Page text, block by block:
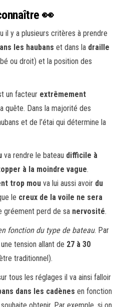
👀
il y a plusieurs critères à prendre
les haubans et dans la draille
ou droit) et la position des
un facteur extrêmement
quête. Dans la majorité des
et de l’étai qui détermine la
va rendre le bateau difficile à
à la moindre vague.
trop mou va lui aussi avoir du
le creux de la voile ne sera
gréement perd de sa nervosité.
fonction du type de bateau. Par
tension allant de 27 à 30
traditionnel).
tous les réglages il va ainsi falloir
dans les cadènes en fonction